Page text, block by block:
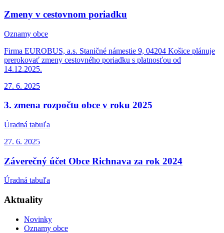
Zmeny v cestovnom poriadku
Oznamy obce
Firma EUROBUS, a.s. Staničné námestie 9, 04204 Košice plánuje
prerokovať zmeny cestovného poriadku s platnosťou od
14.12.2025.
27. 6. 2025
3. zmena rozpočtu obce v roku 2025
Úradná tabuľa
27. 6. 2025
Záverečný účet Obce Richnava za rok 2024
Úradná tabuľa
Aktuality
Novinky
Oznamy obce